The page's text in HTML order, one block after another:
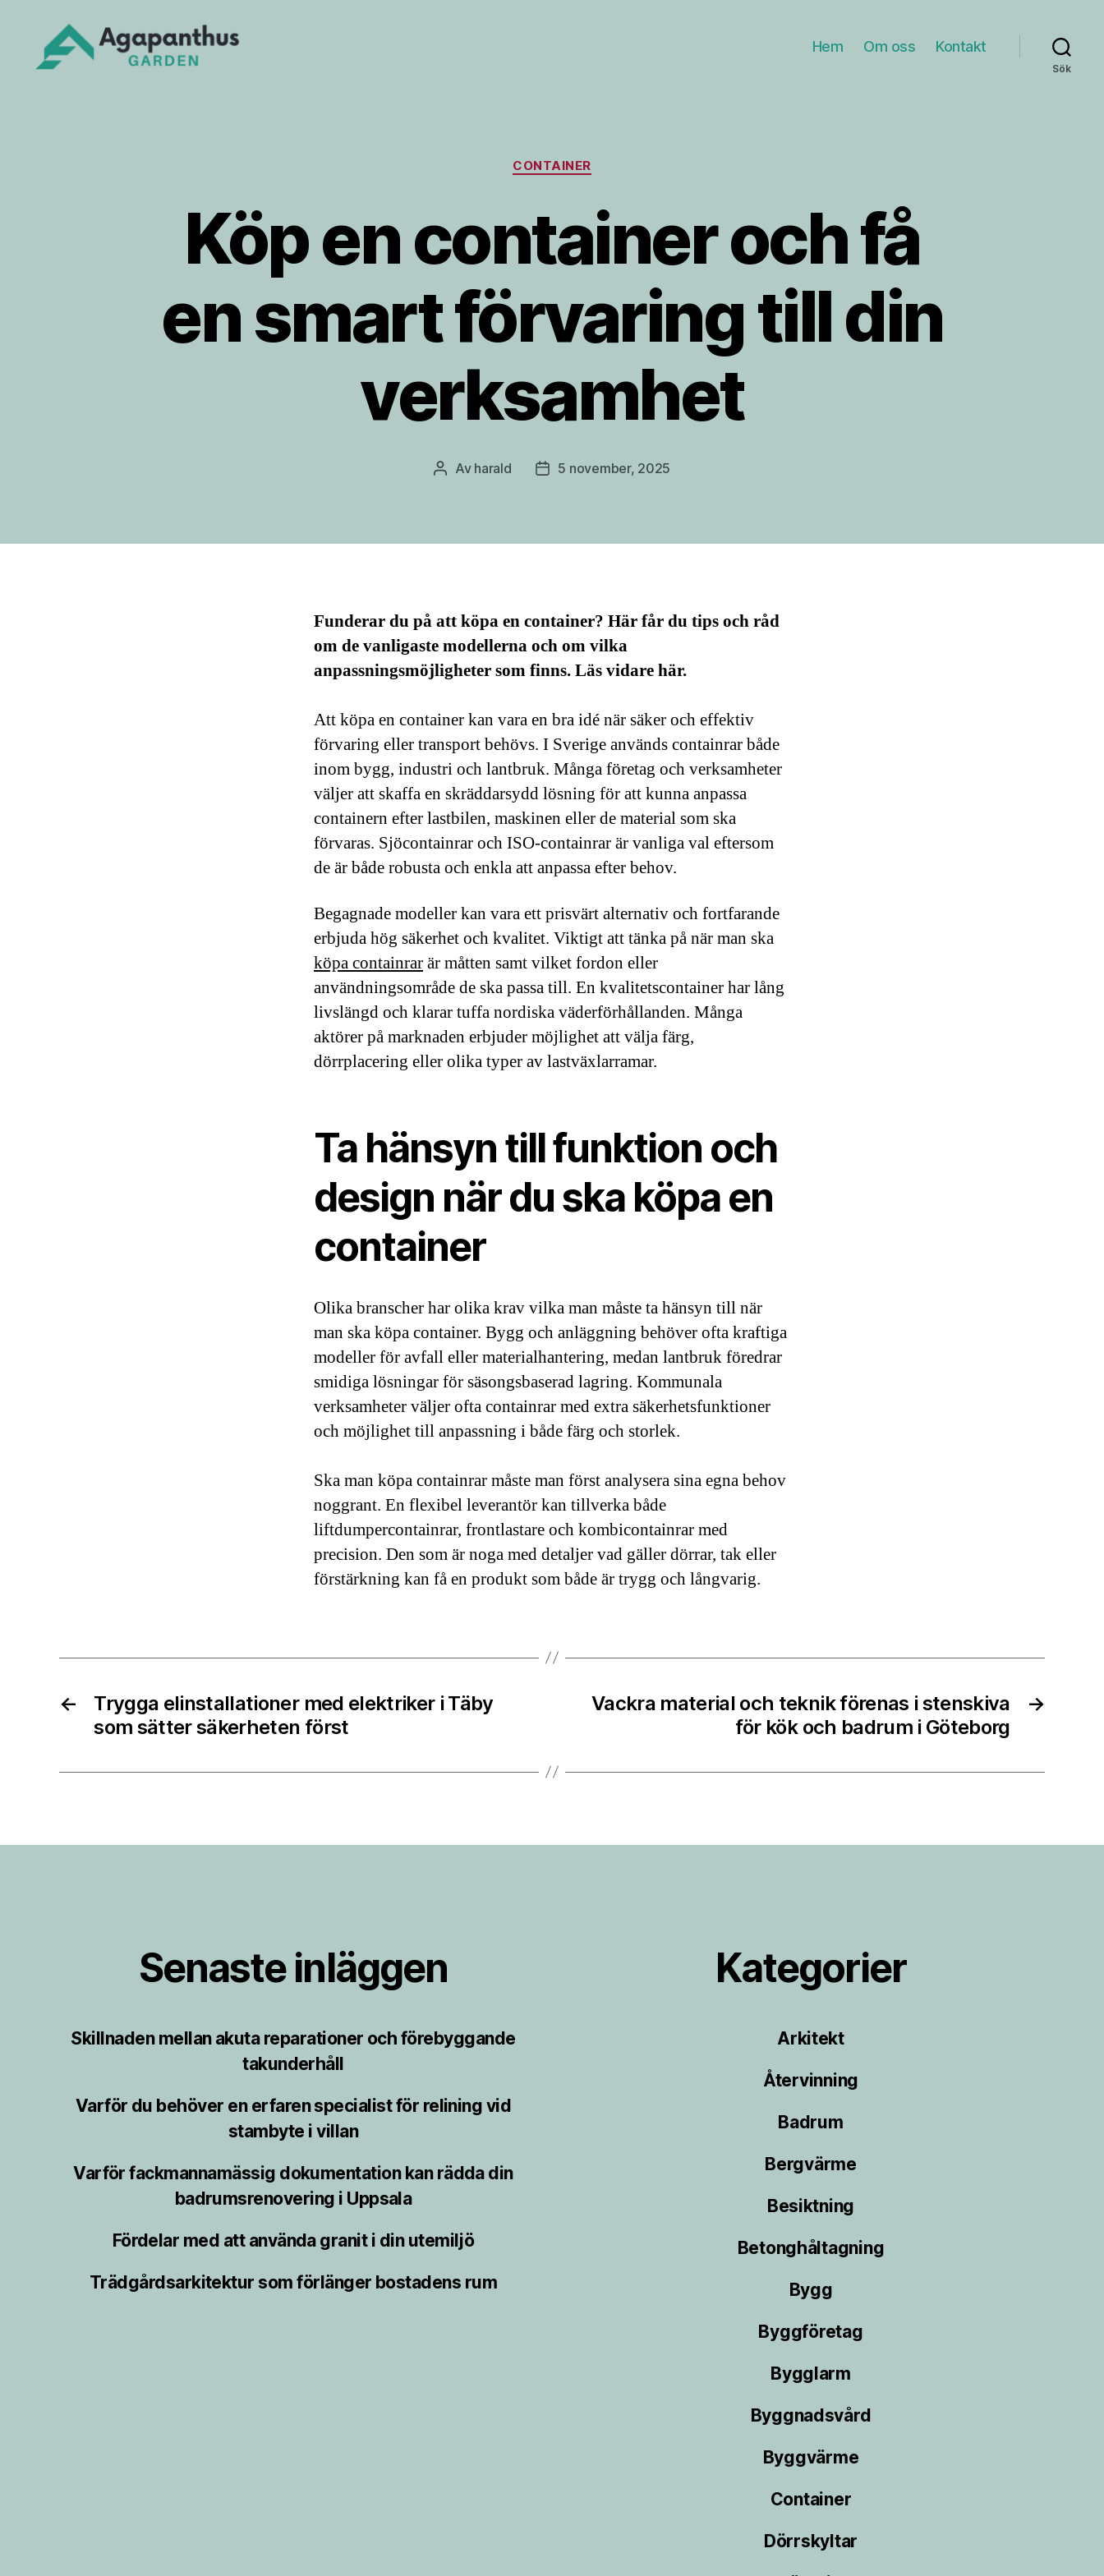
Hem Om oss Kontakt
Sök
Kategorier
CONTAINER
Köp en container och få
en smart förvaring till din
verksamhet
Inläggsförfattare
Av harald Inläggsdatum
5 november, 2025
Funderar du på att köpa en container? Här får du tips och råd
om de vanligaste modellerna och om vilka
anpassningsmöjligheter som finns. Läs vidare här.
Att köpa en container kan vara en bra idé när säker och effektiv
förvaring eller transport behövs. I Sverige används containrar både
inom bygg, industri och lantbruk. Många företag och verksamheter
väljer att skaffa en skräddarsydd lösning för att kunna anpassa
containern efter lastbilen, maskinen eller de material som ska
förvaras. Sjöcontainrar och ISO-containrar är vanliga val eftersom
de är både robusta och enkla att anpassa efter behov.
Begagnade modeller kan vara ett prisvärt alternativ och fortfarande
erbjuda hög säkerhet och kvalitet. Viktigt att tänka på när man ska
köpa containrarär måtten samt vilket fordon eller
användningsområde de ska passa till. En kvalitetscontainer har lång
livslängd och klarar tuffa nordiska väderförhållanden. Många
aktörer på marknaden erbjuder möjlighet att välja färg,
dörrplacering eller olika typer av lastväxlarramar.
Ta hänsyn till funktion och
design när du ska köpa en
container
Olika branscher har olika krav vilka man måste ta hänsyn till när
man ska köpa container. Bygg och anläggning behöver ofta kraftiga
modeller för avfall eller materialhantering, medan lantbruk föredrar
smidiga lösningar för säsongsbaserad lagring. Kommunala
verksamheter väljer ofta containrar med extra säkerhetsfunktioner
och möjlighet till anpassning i både färg och storlek.
Ska man köpa containrar måste man först analysera sina egna behov
noggrant. En flexibel leverantör kan tillverka både
liftdumpercontainrar, frontlastare och kombicontainrar med
precision. Den som är noga med detaljer vad gäller dörrar, tak eller
förstärkning kan få en produkt som både är trygg och långvarig.
←
Trygga elinstallationer med elektriker i Täby
som sätter säkerheten först
→
Vackra material och teknik förenas i stenskiva
för kök och badrum i Göteborg
Senaste inläggen
Skillnaden mellan akuta reparationer och förebyggande
takunderhåll
Varför du behöver en erfaren specialist för relining vid
stambyte i villan
Varför fackmannamässig dokumentation kan rädda din
badrumsrenovering i Uppsala
Fördelar med att använda granit i din utemiljö
Trädgårdsarkitektur som förlänger bostadens rum
Kategorier
Arkitekt
Återvinning
Badrum
Bergvärme
Besiktning
Betonghåltagning
Bygg
Byggföretag
Bygglarm
Byggnadsvård
Byggvärme
Container
Dörrskyltar